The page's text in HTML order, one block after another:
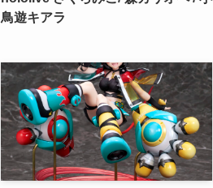
鳥遊キアラ